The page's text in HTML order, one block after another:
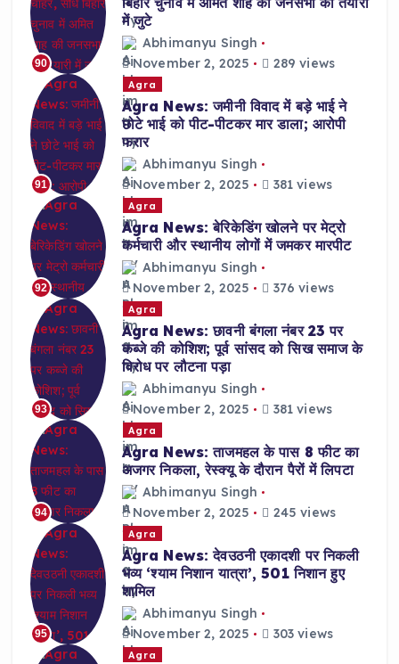
90
में जुटे
Abhimanyu Singh
November 2, 2025
289 views
91
Agra
Agra News: जमीनी विवाद में बड़े भाई ने
छोटे भाई को पीट-पीटकर मार डाला; आरोपी
फरार
Abhimanyu Singh
November 2, 2025
381 views
92
Agra
Agra News: बेरिकेडिंग खोलने पर मेट्रो
कर्मचारी और स्थानीय लोगों में जमकर मारपीट
Abhimanyu Singh
November 2, 2025
376 views
93
Agra
Agra News: छावनी बंगला नंबर 23 पर
कब्जे की कोशिश; पूर्व सांसद को सिख समाज के
विरोध पर लौटना पड़ा
Abhimanyu Singh
November 2, 2025
381 views
94
Agra
Agra News: ताजमहल के पास 8 फीट का
अजगर निकला, रेस्क्यू के दौरान पैरों में लिपटा
Abhimanyu Singh
November 2, 2025
245 views
95
Agra
Agra News: देवउठनी एकादशी पर निकली
भव्य ‘श्याम निशान यात्रा’, 501 निशान हुए
शामिल
Abhimanyu Singh
November 2, 2025
303 views
Agra